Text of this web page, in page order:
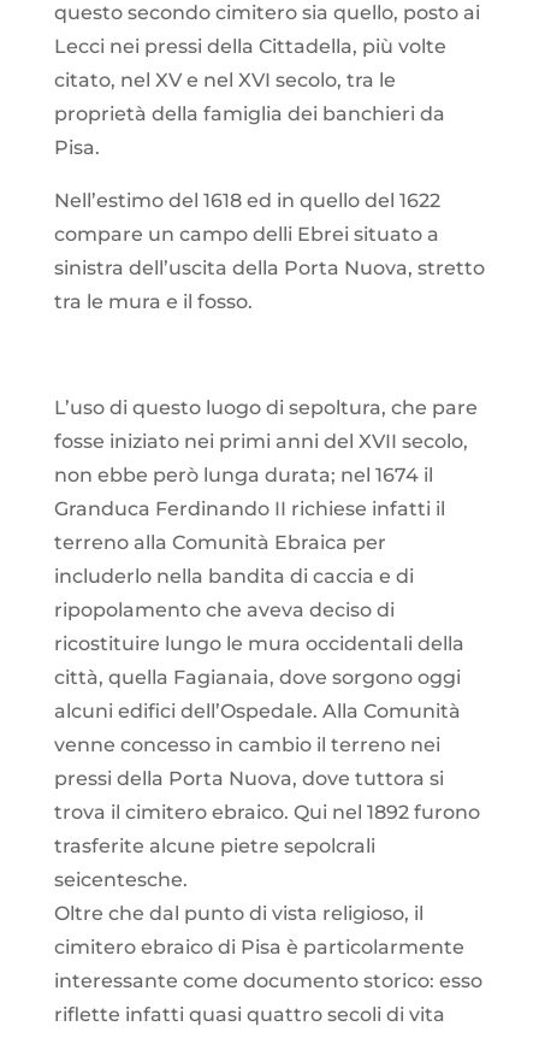
questo secondo cimitero sia quello, posto ai
Lecci nei pressi della Cittadella, più volte
citato, nel XV e nel XVI secolo, tra le
proprietà della famiglia dei banchieri da
Pisa.
Nell’estimo del 1618 ed in quello del 1622
compare un campo delli Ebrei situato a
sinistra dell’uscita della Porta Nuova, stretto
tra le mura e il fosso.
L’uso di questo luogo di sepoltura, che pare
fosse iniziato nei primi anni del XVII secolo,
non ebbe però lunga durata; nel 1674 il
Granduca Ferdinando II richiese infatti il
terreno alla Comunità Ebraica per
includerlo nella bandita di caccia e di
ripopolamento che aveva deciso di
ricostituire lungo le mura occidentali della
città, quella Fagianaia, dove sorgono oggi
alcuni edifici dell’Ospedale. Alla Comunità
venne concesso in cambio il terreno nei
pressi della Porta Nuova, dove tuttora si
trova il cimitero ebraico. Qui nel 1892 furono
trasferite alcune pietre sepolcrali
seicentesche.
Oltre che dal punto di vista religioso, il
cimitero ebraico di Pisa è particolarmente
interessante come documento storico: esso
riflette infatti quasi quattro secoli di vita